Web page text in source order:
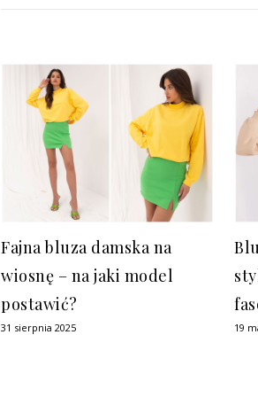
Fajna bluza damska na
wiosnę – na jaki model
postawić?
31 sierpnia 2025 19